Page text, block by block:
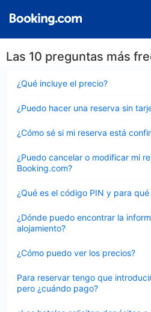
Las 10 preguntas más
¿Qué incluye el precio?
cerrado
¿Puedo hacer una reserva sin
cerrado
¿Cómo sé si mi reserva está
cerrado
¿Puedo cancelar o modificar mi
Booking.com?
cerrado
¿Qué es el código PIN y para
cerrado
¿Dónde puedo encontrar la
alojamiento?
cerrado
¿Cómo puedo ver los precios?
cerrado
Para reservar tengo que
pero ¿cuándo pago?
cerrado